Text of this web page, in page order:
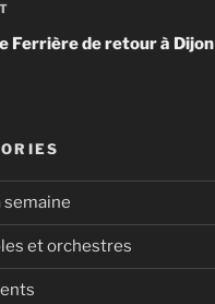
Ferrière de retour à Dijon
semaine
et orchestres